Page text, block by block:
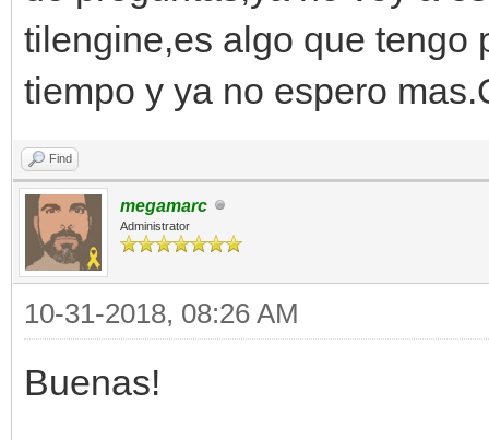
tilengine,es algo que tengo
tiempo y ya no espero
Find
megamarc
Administrator
10-31-2018, 08:26 AM
Buenas!